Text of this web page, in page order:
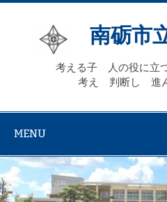
Skip
南砺市
考える子 人の役に立
考え 判断し 進ん
MENU